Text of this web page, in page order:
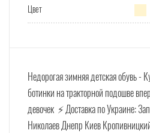
Цвет
Недорогая зимняя детская обувь -
ботинки на тракторной подошве
девочек ⚡ Доставка по Украине:
Николаев Днепр Киев